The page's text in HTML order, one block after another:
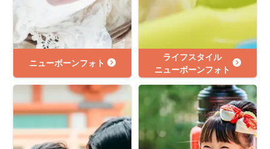
ニューボーンフォト
ライフスタイル
ニューボーンフォト